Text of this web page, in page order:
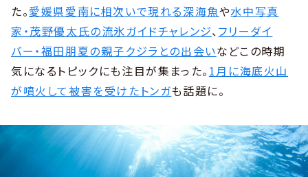
た。愛媛県愛南に相次いで現れる深海魚や水中写真
家・茂野優太氏の流氷ガイドチャレンジ、フリーダイ
バー・福田朋夏の親子クジラとの出会いなどこの時期
気になるトピックにも注目が集まった。 1月に海底火山
が噴火して被害を受けたトンガも話題に。